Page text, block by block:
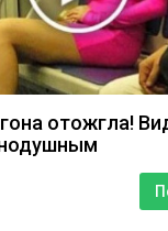
отожгла!